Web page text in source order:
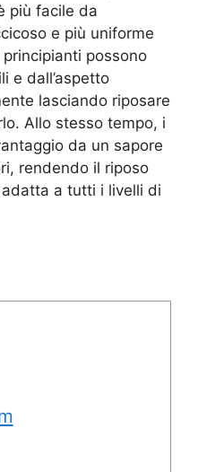
più facile da
e più uniforme
principianti possono
e dall’aspetto
lasciando riposare
Allo stesso tempo, i
da un sapore
rendendo il riposo
adatta a tutti i livelli di